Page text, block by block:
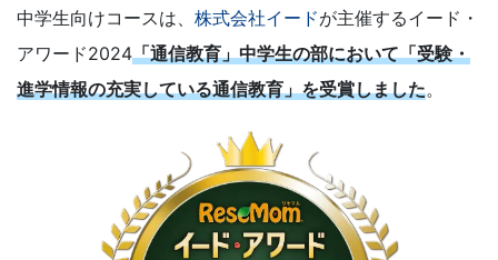
中学生向けコースは、 株式会社イードが主催するイード・
アワード2024「通信教育」中学生の部において「受験・
進学情報の充実している通信教育」を受賞しました。